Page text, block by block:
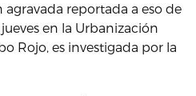
agravada reportada a eso de
en la Urbanización
Rojo, es investigada por la